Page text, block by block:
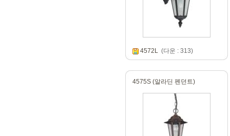
4572L(다운 : 313)
4575S (알라딘 펜던트)